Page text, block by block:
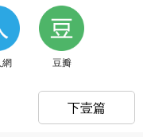
網 豆瓣
下壹篇